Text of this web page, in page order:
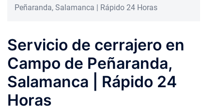
Peñaranda, Salamanca | Rápido 24 Horas
Servicio de cerrajero en
Campo de Peñaranda,
Salamanca | Rápido 24
Horas